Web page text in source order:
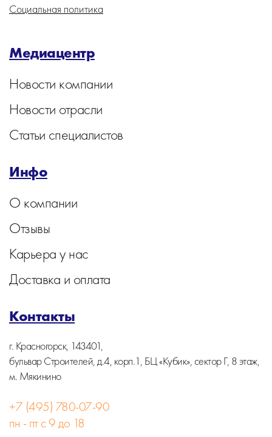
Социальная политика
Медиацентр
Новости компании
Новости отрасли
Статьи специалистов
Инфо
О компании
Отзывы
Карьера у нас
Доставка и оплата
Контакты
г. Красногорск, 143401,
бульвар Строителей, д.4, корп.1, БЦ «Кубик», сектор Г, 8 этаж,
м. Мякинино
+7 (495) 780-07-90
пн - пт с 9 до 18